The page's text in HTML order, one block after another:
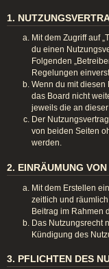
1.
Mit dem Zugriff auf
du einen
Folgenden
Regelungen
Wenn du mit diesen
das Board nicht
jeweils die an
Der
von beiden Seiten
werden.
2. EINRÄUMUNG
Mit dem Erstellen
zeitlich und
Beitrag im Rahmen
Das Nutzungsrecht
Kündigung des
3. PFLICHTEN DES